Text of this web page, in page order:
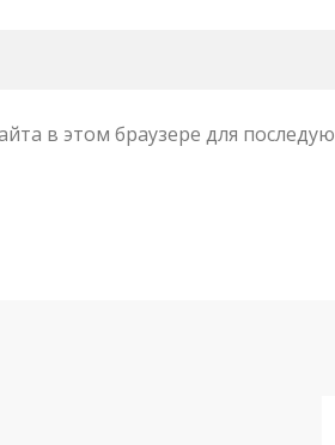
в этом браузере для